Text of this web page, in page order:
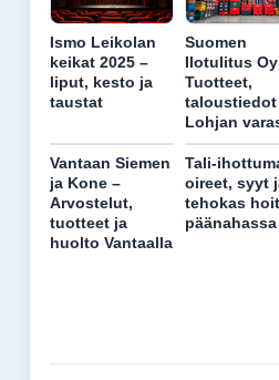
Ismo Leikolan
keikat 2025 –
liput, kesto ja
taustat
Suomen
Ilotulitus
Tuotteet,
taloustiedot
Lohjan
Vantaan Siemen
ja Kone –
Arvostelut,
tuotteet ja
huolto Vantaalla
Tali-
oireet, syyt
tehokas
päänahassa